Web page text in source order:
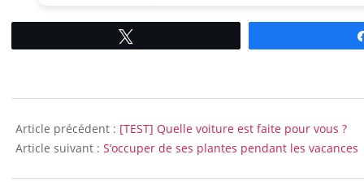
07-
19
Article précédent : [TEST] Quelle voiture est faite pour vous ?
Article suivant : S’occuper de ses plantes pendant les vacances